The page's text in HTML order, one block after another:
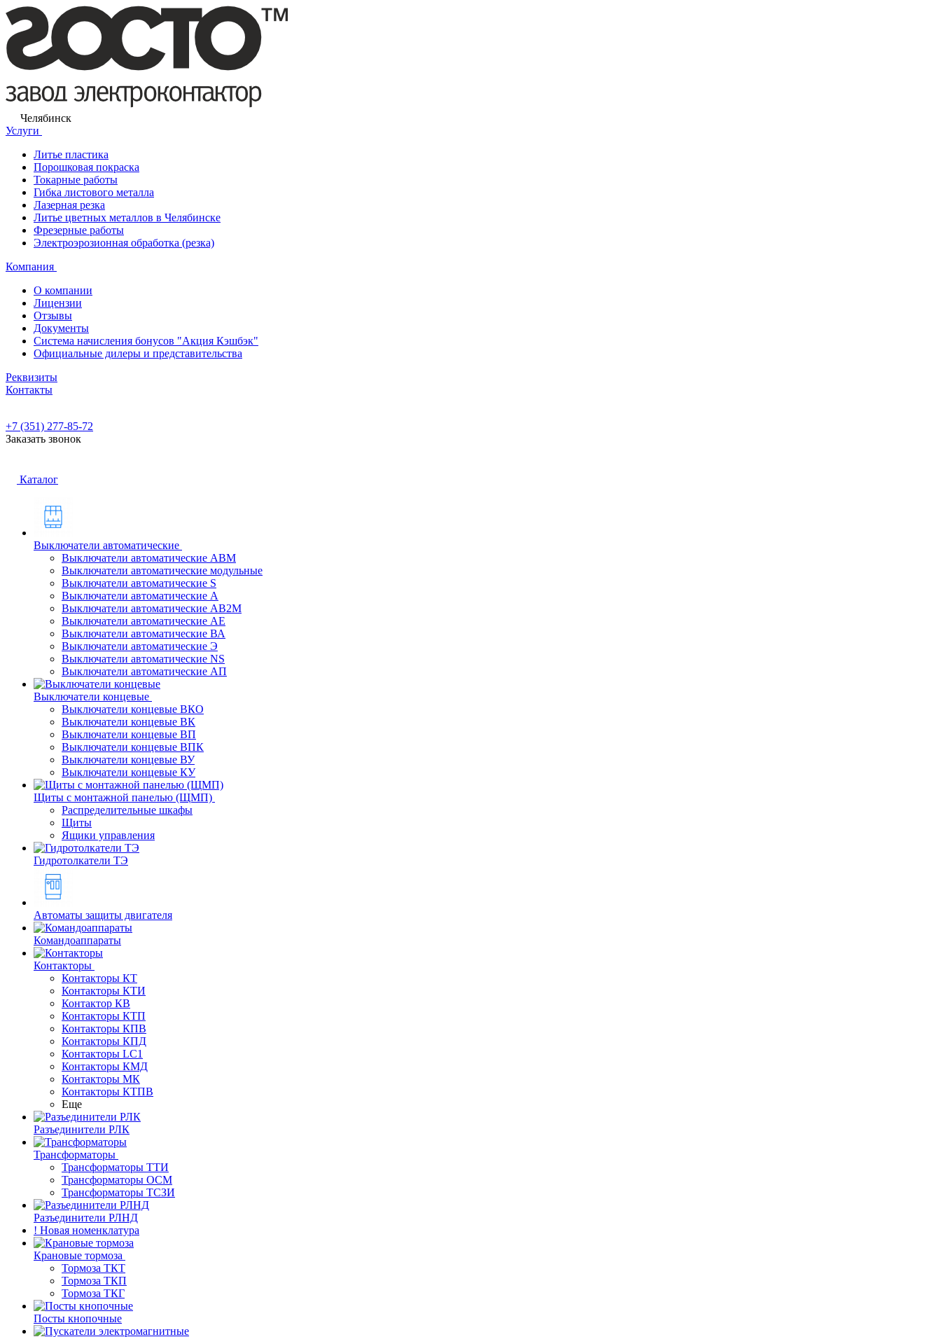
Челябинск
Услуги
Литье пластика
Порошковая покраска
Токарные работы
Гибка листового металла
Лазерная резка
Литье цветных металлов в Челябинске
Фрезерные работы
Электроэрозионная обработка (резка)
Компания
О компании
Лицензии
Отзывы
Документы
Система начисления бонусов "Акция Кэшбэк"
Официальные дилеры и представительства
Реквизиты
Контакты
+7 (351) 277-85-72
Заказать звонок
Каталог
Выключатели автоматические
Выключатели автоматические АВМ
Выключатели автоматические модульные
Выключатели автоматические S
Выключатели автоматические А
Выключатели автоматические АВ2М
Выключатели автоматические АЕ
Выключатели автоматические ВА
Выключатели автоматические Э
Выключатели автоматические NS
Выключатели автоматические АП
Выключатели концевые
Выключатели концевые ВКО
Выключатели концевые ВК
Выключатели концевые ВП
Выключатели концевые ВПК
Выключатели концевые ВУ
Выключатели концевые КУ
Щиты с монтажной панелью (ЩМП)
Распределительные шкафы
Щиты
Ящики управления
Гидротолкатели ТЭ
Автоматы защиты двигателя
Командоаппараты
Контакторы
Контакторы КТ
Контакторы КТИ
Контактор КВ
Контакторы КТП
Контакторы КПВ
Контакторы КПД
Контакторы LC1
Контакторы КМД
Контакторы МК
Контакторы КТПВ
Еще
Разъединители РЛК
Трансформаторы
Трансформаторы ТТИ
Трансформаторы ОСМ
Трансформаторы ТСЗИ
Разъединители РЛНД
! Новая номенклатура
Крановые тормоза
Тормоза ТКТ
Тормоза ТКП
Тормоза ТКГ
Посты кнопочные